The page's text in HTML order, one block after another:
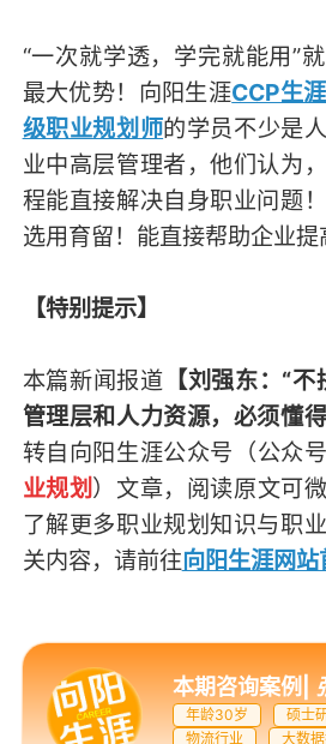
“一次就学透，学完就能用”
最大优势！向阳生涯CCP生
级职业规划师的学员不少是
业中高层管理者，他们认为
程能直接解决自身职业问题
选用育留！能直接帮助企业提
【特别提示】
本篇新闻报道 【刘强东：“
管理层和人力资源，必须懂得
转自向阳生涯公众号（公众
业规划） 文章，阅读原文可
了解更多职业规划知识与职
关内容，请前往向阳生涯网站
本期咨询案例
年龄30岁 硕士
物流行业
大数